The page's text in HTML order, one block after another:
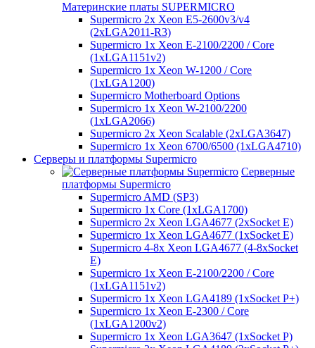
Материнские платы SUPERMICRO
Supermicro 2x Xeon E5-2600v3/v4
(2xLGA2011-R3)
Supermicro 1x Xeon E-2100/2200 / Core
(1xLGA1151v2)
Supermicro 1x Xeon W-1200 / Core
(1xLGA1200)
Supermicro Motherboard Options
Supermicro 1x Xeon W-2100/2200
(1xLGA2066)
Supermicro 2x Xeon Scalable (2xLGA3647)
Supermicro 1x Xeon 6700/6500 (1xLGA4710)
Серверы и платформы Supermicro
Серверные
платформы Supermicro
Supermicro AMD (SP3)
Supermicro 1x Core (1xLGA1700)
Supermicro 2x Xeon LGA4677 (2xSocket E)
Supermicro 1x Xeon LGA4677 (1xSocket E)
Supermicro 4-8x Xeon LGA4677 (4-8xSocket
E)
Supermicro 1x Xeon E-2100/2200 / Core
(1xLGA1151v2)
Supermicro 1x Xeon LGA4189 (1xSocket P+)
Supermicro 1x Xeon E-2300 / Core
(1xLGA1200v2)
Supermicro 1x Xeon LGA3647 (1xSocket P)